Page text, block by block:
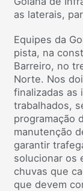
as laterais,
Equipes da
pista, na
Barreiro, no
Norte. Nos
finalizadas as
trabalhados,
programação
manutenção
garantir
solucionar os
chuvas que
que devem